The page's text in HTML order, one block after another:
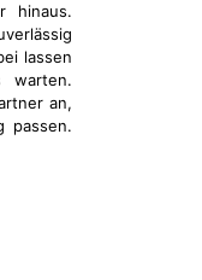
hinaus.
lassen
an,
passen.